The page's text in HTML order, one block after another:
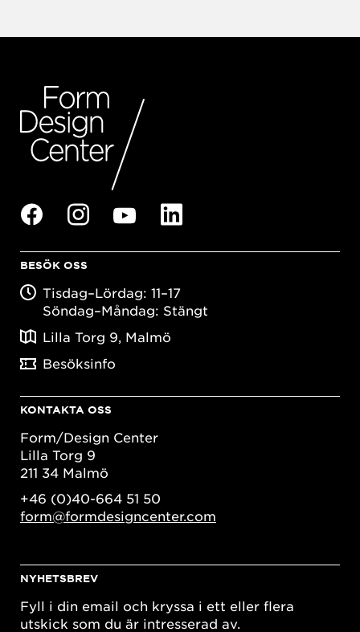
BESÖK OSS
Tisdag–Lördag: 11–17
Söndag–Måndag: Stängt
Lilla Torg 9, Malmö
Besöksinfo
KONTAKTA OSS
Form/Design Center
Lilla Torg 9
211 34 Malmö
+46 (0)40-664 51 50
form@formdesigncenter.com
NYHETSBREV
Fyll i din email och kryssa i ett eller flera
utskick som du är intresserad av.